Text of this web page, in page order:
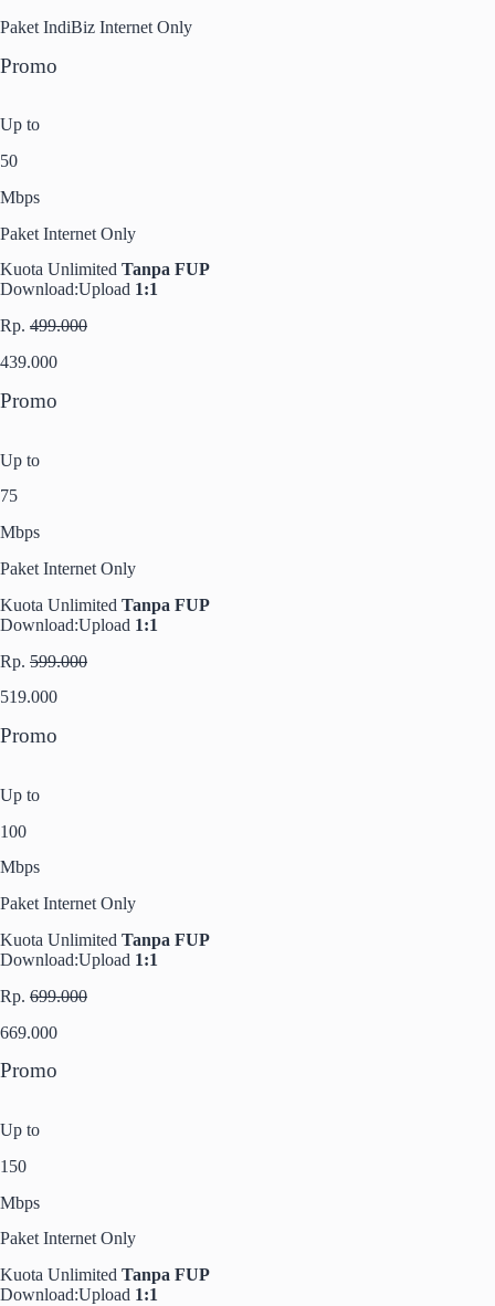
Paket IndiBiz Internet Only
Promo
Up to
50
Mbps
Paket Internet Only
Kuota Unlimited Tanpa FUP
Download:Upload 1:1
Rp. 499.000
439.000
Promo
Up to
75
Mbps
Paket Internet Only
Kuota Unlimited Tanpa FUP
Download:Upload 1:1
Rp. 599.000
519.000
Promo
Up to
100
Mbps
Paket Internet Only
Kuota Unlimited Tanpa FUP
Download:Upload 1:1
Rp. 699.000
669.000
Promo
Up to
150
Mbps
Paket Internet Only
Kuota Unlimited Tanpa FUP
Download:Upload 1:1